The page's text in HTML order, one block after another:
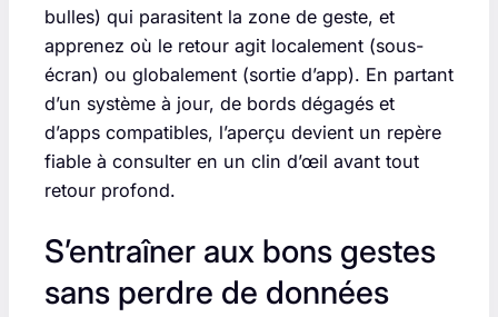
bulles) qui parasitent la zone de geste, et
apprenez où le retour agit localement (sous-
écran) ou globalement (sortie d’app). En partant
d’un système à jour, de bords dégagés et
d’apps compatibles, l’aperçu devient un repère
fiable à consulter en un clin d’œil avant tout
retour profond.
S’entraîner aux bons gestes
sans perdre de données